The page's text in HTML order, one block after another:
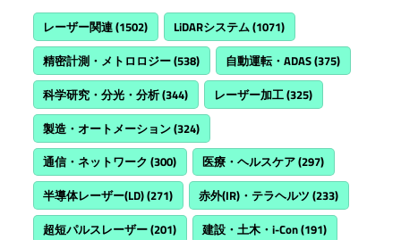
レーザー関連(1502) LiDARシステム(1071)
精密計測・メトロロジー(538) 自動運転・ADAS(375)
科学研究・分光・分析(344) レーザー加工(325)
製造・オートメーション(324)
通信・ネットワーク (300) 医療・ヘルスケア(297)
半導体レーザー(LD)(271) 赤外(IR)・テラヘルツ (233)
超短パルスレーザー(201) 建設・土木・i-Con(191)